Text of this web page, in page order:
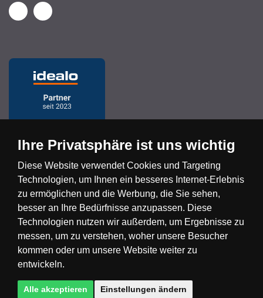
Česká republika Slovensko Deutschland
Magyarország Österreich België
Nederland
Ihre Privatsphäre ist uns wichtig
Diese Website verwendet Cookies und Targeting
Technologien, um Ihnen ein besseres Internet-Erlebnis
zu ermöglichen und die Werbung, die Sie sehen,
besser an Ihre Bedürfnisse anzupassen. Diese
Technologien nutzen wir außerdem, um Ergebnisse zu
messen, um zu verstehen, woher unsere Besucher
kommen oder um unsere Website weiter zu
entwickeln.
Alle akzeptieren Einstellungen ändern